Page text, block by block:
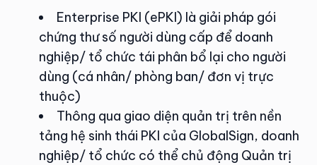
Enterprise PKI (ePKI) là giải pháp gói
chứng thư số người dùng cấp để doanh
nghiệp/ tổ chức tái phân bổ lại cho người
dùng (cá nhân/ phòng ban/ đơn vị trực
thuộc)
Thông qua giao diện quản trị trên nền
tảng hệ sinh thái PKI của GlobalSign, doanh
nghiệp/ tổ chức có thể chủ động Quản trị